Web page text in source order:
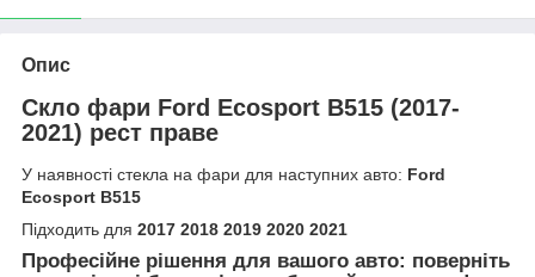
Опис
Скло фари Ford Ecosport B515 (2017-
2021) рест праве
У наявності стекла на фари для наступних авто: Ford
Ecosport B515
Підходить для 2017 2018 2019 2020 2021
Професійне рішення для вашого авто: поверніть